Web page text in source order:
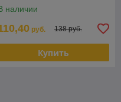
наличии
руб. 138 руб.
Купить